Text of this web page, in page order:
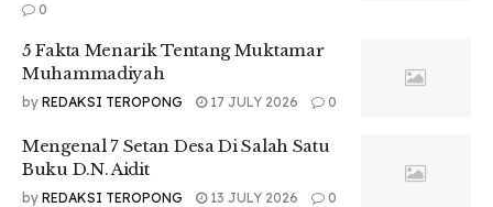
jam sih waktu tidur yang ideal buat kamu? Simak infografis
Tr : Atika Matondang
0
5 Fakta Menarik Tentang Muktamar
Muhammadiyah
by REDAKSI TEROPONG 17 JULY 2026 0
Mengenal 7 Setan Desa Di Salah Satu
Buku D.N. Aidit
by REDAKSI TEROPONG 13 JULY 2026 0